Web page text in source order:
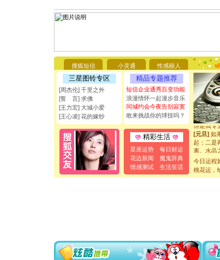
搜狐短信 小灵通 性感丽人
三星图铃专区
[周杰伦] 千里之外
[誓 言] 求佛
[王力宏] 大城小爱
[王心凌] 花的嫁纱
精品专题推荐
短信企业通秀百变功能
浪漫情怀一起漫步音乐
同城约会今夜告别寂寞
敢来挑战你的球技吗？
精彩生活
星座运势
每日财运
花边新闻
魔鬼辞典
情感测试
生活笑话
要平安！
[圣诞节]
能正大光
都要快乐
[圣诞节]
如意,快
[元旦]看
断电。爱
你是我专
[元旦]如
起；二是
离。水晶
泣，这痛
卖了。水
你太多，
要平安！
[圣诞节]
今日运程
桃花运，